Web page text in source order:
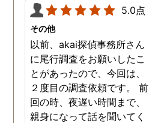
5.0点
その他
以前、akai探偵事務所さん
に尾行調査をお願いしたこ
とがあったので、今回は、
２度目の調査依頼です。 前
回の時、夜遅い時間まで、
親身になって話を聞いてく